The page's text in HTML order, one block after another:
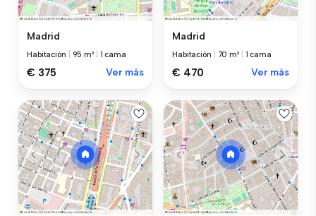
Madrid
Habitación 95 m² 1 cama
€ 375 Ver más
Madrid
Habitación 70 m² 1 cama
€ 470 Ver más